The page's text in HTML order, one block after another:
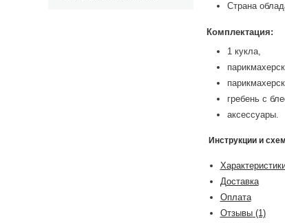
Страна
Комплектация:
1 кукла,
гребень с
аксессуары.
Инструкции и
Доставка
Оплата
Отзывы(1)